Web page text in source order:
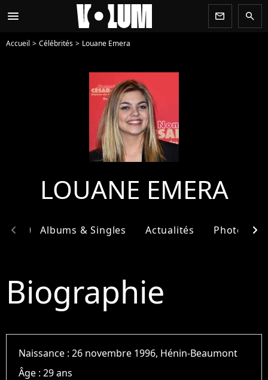
menu newsletter search
Accueil Célébrités Louane Emera
LOUANE EMERA
Albums & Singles Actualités Photos
chevron_left chevron_right
Biographie
Naissance :26 novembre 1996, Hénin-Beaumont
Âge :29 ans